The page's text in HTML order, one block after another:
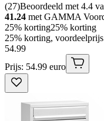
(27)Beoordeeld met 4.4
41.24 met GAMMA
25% korting25% korting
25% korting,
54.99
Prijs: 54.99 euro